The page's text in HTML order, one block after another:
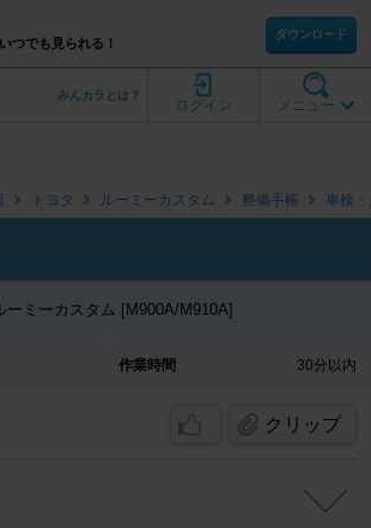
つでも見られる！
ダウンロード
メニュー
ログイン
みんカラとは？
トヨタ ルーミーカスタム 整備手帳 車検
ーミーカスタム [M900A/M910A]
作業時間 30分以内
クリップ